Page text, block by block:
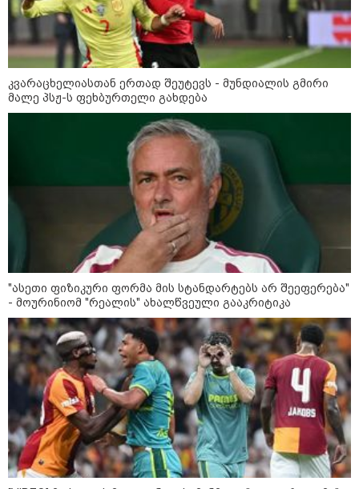
კატეგორიები
დღის ზოგადი
ასტროლოგიური
პროგნოზი
აგვისტო აგარაკზე: ეს 5 საქმე
უნდა მოასწროთ შემოდგომის
დადგომამდე
ფული ამ ზოდიაქოს ნიშნების
ხელში აღმოჩნდება: ვინ
გამდიდრდება?
კვარაცხელიასთან ერთად შეუტევს - მუნდიალის გმირი
მალე პსჟ-ს ფეხბურთელი გახდება
"ასეთი ფიზიკური ფორმა მის სტანდარტებს არ შეეფერება"
- მოურინიომ "რეალის" ახალწვეული გააკრიტიკა